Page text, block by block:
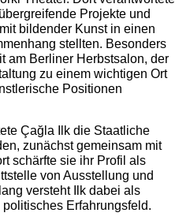
Projekte und
bildender Kunst in einen
stellten. Besonders
am Berliner Herbstsalon, der
zu einem wichtigen Ort
Positionen
Çağla Ilk die Staatliche
zunächst gemeinsam mit
schärfte sie ihr Profil als
von Ausstellung und
versteht Ilk dabei als
Erfahrungsfeld.